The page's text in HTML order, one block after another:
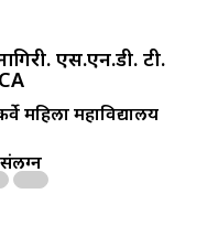
एस.एन.डी. टी.
महिला महाविद्यालय
संलग्न